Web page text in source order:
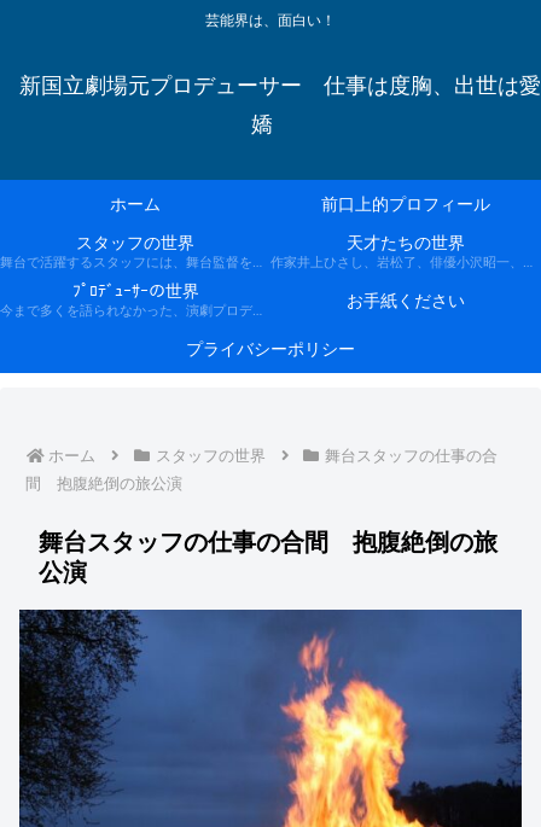
芸能界は、面白い！
新国立劇場元プロデューサー 仕事は度胸、出世は愛
嬌
ホーム
前口上的プロフィール
スタッフの世界
舞台で活躍するスタッフには、舞台監督を中心にした演出スタッフ、照明スタッフ、音響スタッフ、衣装、床山、など多くのスタッフが働いています。 彼らは稽古の時から旅公演の千秋楽まで、一つのチームとして数ヶ月一緒に生活します。 本邦初、知られることのなかったスタッフたちの、匠の技と大爆笑の生態をご紹介いたします。
天才たちの世界
作家井上ひさし、岩松了、俳優小沢昭一、風間杜夫、平田満、小野武彦、市原悦子、江波杏子、映画監督今村昌平、山田洋次、演出家つかこうへい、栗山民也、など、45年間に渡って親交いただいた、先輩、同輩、後輩の芸術家たちとの面白おかしいアーティストたちの記録です
ﾌﾟﾛﾃﾞｭｰｻｰの世界
今まで多くを語られなかった、演劇プロデューサーの実態と神業を、涙と笑いで過ごした45年の経験をもとに描く、俳優志望、劇作家志望、演出家志望、舞台デザイナー志望、滅多にいない演劇プロデューサー志望の人々、そして単に芸能界の裏の裏を知りたい人に贈る 「七顛八倒ープロデューサーの世界」 お手紙ください
プライバシーポリシー
ホーム スタッフの世界
舞台スタッフの仕事の合
間 抱腹絶倒の旅公演
舞台スタッフの仕事の合間 抱腹絶倒の旅
公演